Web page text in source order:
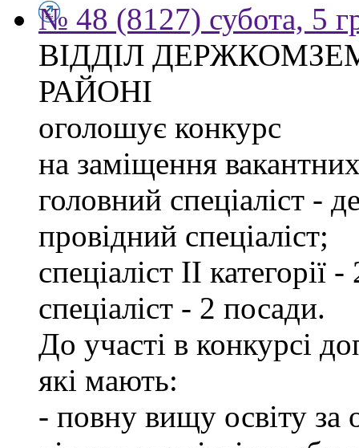
№ 48 (8127) субота, 5
ВІДДІЛ
РАЙОНІ
оголошує конкурс
на заміщення вакантних
головний спеціаліст -
провідний спеціаліст;
спеціаліст ІІ категорії
спеціаліст - 2 посади.
До участі в конкурсі
які мають:
- повну вищу освіту за